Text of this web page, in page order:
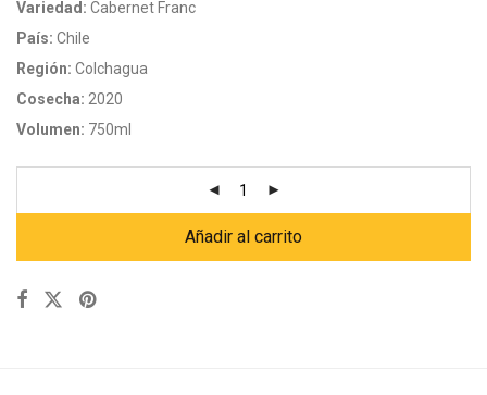
Variedad: Cabernet Franc
País: Chile
Región: Colchagua
Cosecha: 2020
Volumen: 750ml
Añadir al carrito